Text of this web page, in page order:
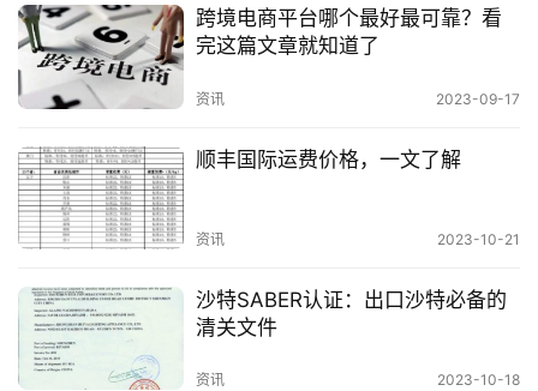
讯
专利的保护期限
发明专利的保护期限为20年，实用新型专利的保护期
限为10年，外观设计专利的保护期限为10年。
专利的效力
经许可，不得实施其专利。
专利申请的好处
跨境电商平台哪个最好最可靠？看
完这篇文章就知道了
资讯 2023-09-17
顺丰国际运费价格，一文了解
资讯 2023-10-21
沙特SABER认证：出口沙特必备的
清关文件
资讯 2023-10-18